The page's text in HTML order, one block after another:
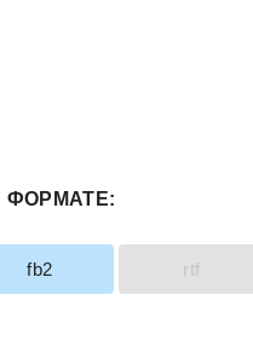
ФОРМАТЕ:
fb2 rtf